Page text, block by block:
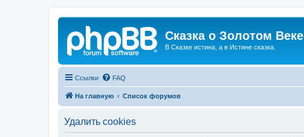
Сказка о Золотом Веке
В Сказке истина, а в Истине сказка.
Ссылки FAQ
На главную Список форумов
Удалить cookies